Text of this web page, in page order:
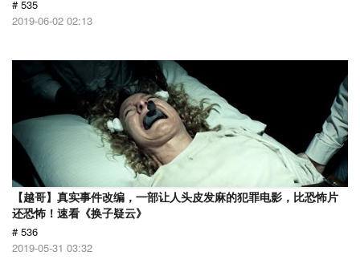
# 535
2019-06-02 02:13
【越哥】真实事件改编，一部让人头皮发麻的犯罪电影，比恐怖片
还恐怖！速看《换子疑云》
# 536
2019-05-31 03:32